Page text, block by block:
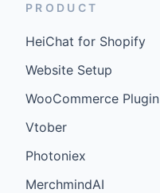
PRODUCT
HeiChat for Shopify
Website Setup
WooCommerce Plugin
Vtober
Photoniex
MerchmindAI